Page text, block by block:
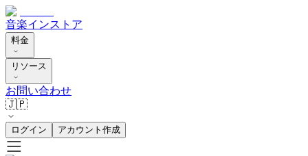
音楽インストア
料金
リソース
お問い合わせ
🇯🇵
ログイン アカウント作成